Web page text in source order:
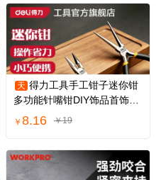
天 得力工具手工钳子迷你钳
多功能针嘴钳DIY饰品首饰钳
尖嘴弯嘴钳
￥ 8.16 ￥19